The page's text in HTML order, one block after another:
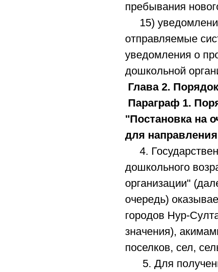
пребывания
15)
отправляемые
уведомления о
дошкольной
Глава 2.
Параграф 1.
"Постановка на
для
4.
дошкольного
организации"
очередь)
городов Нур-
значения),
поселков, сел,
5. Для